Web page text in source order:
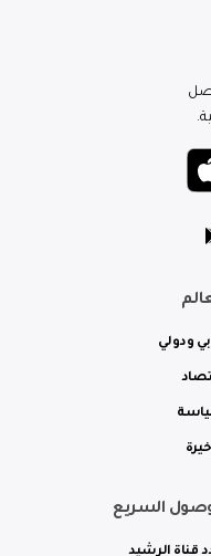
ودولي
السريع
قناة الرشيد